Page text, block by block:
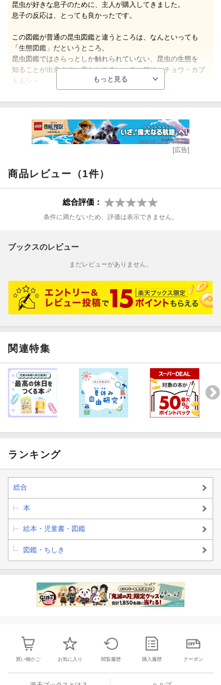
昆虫が好きな息子のために、主人が購入してきました。
息子の反応は、とっても良かったです。
この図鑑が普通の昆虫図鑑と違うところは、なんといっても
「生態図鑑」だというところ。
昆虫図鑑ではさらっとしか触れられていない、昆虫の生態を
知ることが出来ます。見たところ、ハチ・アリ・チョウ・カブ
トムシ・
バッタ・カマキリ・トンボなどといった、比較的身近な生き物
を
この図鑑を見ながら観察なんてことも可能なのが良いですね。
イラストと併せて構成されていますが、写真・イラストの
量が多く、子供でも楽しめます。
ただ、難しい説明や専門用語を要するためか、文章を読むのは
でも、普通の図鑑では知り得ないことを知ることが出来、
です。（どんぐりぼうやさん 30代・東京都 男の子8歳）
【情報提供・絵本ナビ】
[広告]
商品レビュー（1件）
総合評価：
条件に満たないため、評価は表示できません。
ブックスのレビュー
まだレビューがありません。
関連特集
ランキング
総合
本
絵本・児童書・図鑑
図鑑・ちしき
買い物かご お気に入り 閲覧履歴 購入履歴 クーポン